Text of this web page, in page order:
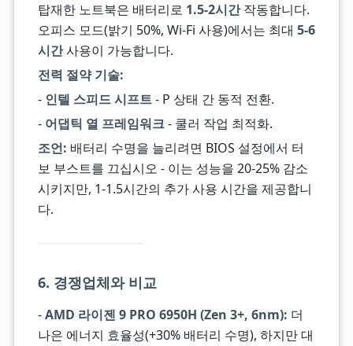
탑재한 노트북은 배터리로 1.5-2시간작동합니다.
오피스 모드(밝기 50%, Wi-Fi 사용)에서는 최대 5-6
시간사용이 가능합니다.
전력 절약 기술:
- 인텔 스피드 시프트- P 상태 간 동적 전환.
- 어댑틱 열 프레임워크- 쿨러 작업 최적화.
조언: 배터리 수명을 늘리려면 BIOS 설정에서 터
보 부스트를 끄십시오 - 이는 성능을 20-25% 감소
시키지만, 1-1.5시간의 추가 사용 시간을 제공합니
다.
6. 경쟁업체와 비교
-AMD 라이젠 9 PRO 6950H (Zen 3+, 6nm): 더
나은 에너지 효율성(+30% 배터리 수명), 하지만 대